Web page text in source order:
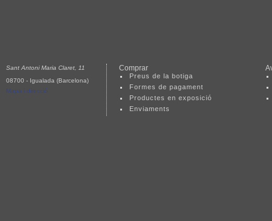
Sant Antoni Maria Claret, 11
08700 - Igualada (Barcelona)
Mapa i direcció
Comprar
Preus de la botiga
Formes de pagament
Productes en exposició
Enviaments